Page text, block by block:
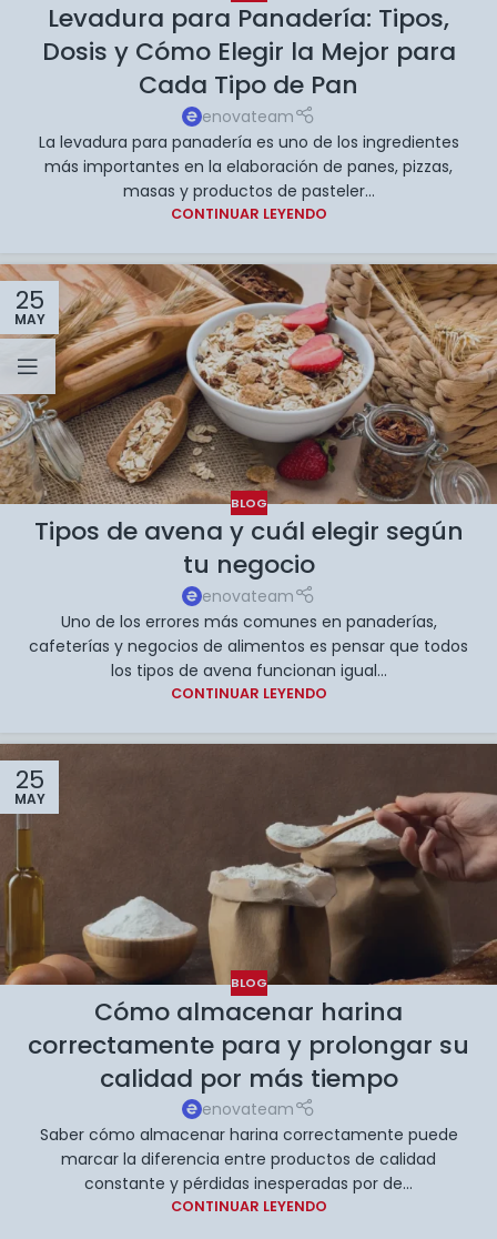
Levadura para Panadería: Tipos,
Dosis y Cómo Elegir la Mejor para
Cada Tipo de Pan
enovateam
La levadura para panadería es uno de los ingredientes
más importantes en la elaboración de panes, pizzas,
masas y productos de pasteler...
CONTINUAR LEYENDO
25
MAY
BLOG
Tipos de avena y cuál elegir según
tu negocio
enovateam
Uno de los errores más comunes en panaderías,
cafeterías y negocios de alimentos es pensar que todos
los tipos de avena funcionan igual...
CONTINUAR LEYENDO
25
MAY
BLOG
Cómo almacenar harina
correctamente para y prolongar su
calidad por más tiempo
enovateam
Saber cómo almacenar harina correctamente puede
marcar la diferencia entre productos de calidad
constante y pérdidas inesperadas por de...
CONTINUAR LEYENDO